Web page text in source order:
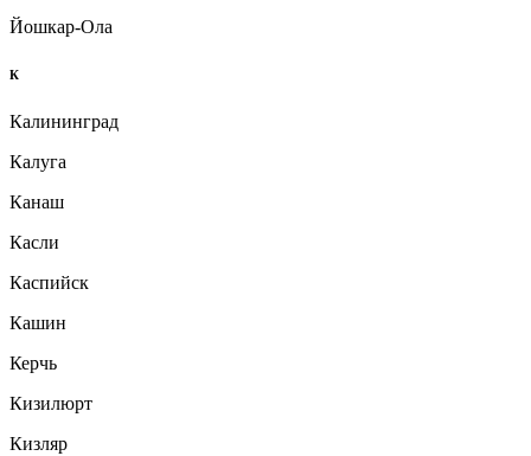
Йошкар-Ола
К
Калининград
Калуга
Канаш
Касли
Каспийск
Кашин
Керчь
Кизилюрт
Кизляр